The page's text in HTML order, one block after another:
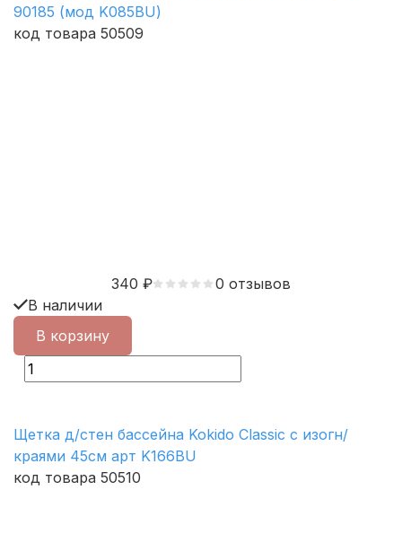
90185 (мод K085BU)
код товара 50509
340 ₽
0 отзывов
В наличии
В корзину
Щетка д/стен бассейна Kokido Classic с изогн/
краями 45см арт K166BU
код товара 50510